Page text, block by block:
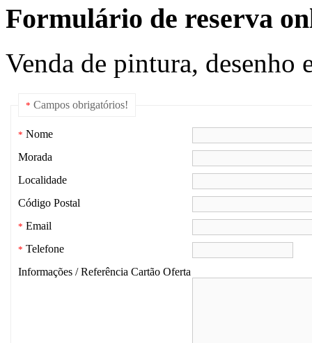
Formulário de reserva
Venda de pintura,
* Campos obrigatórios!
* Nome
Morada
Localidade
Código Postal
* Email
* Telefone
Informações / Referência Cartão Oferta